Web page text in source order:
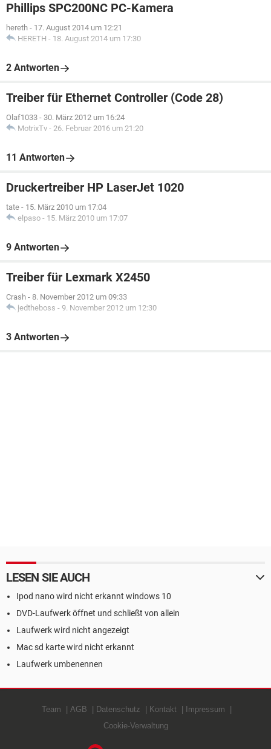
Phillips SPC200NC PC-Kamera
hereth - 17. August 2014 um 12:21
HERETH - 18. August 2014 um 17:30
2 Antworten
Treiber für Ethernet Controller (Code 28)
Olaf1033 - 30. März 2012 um 16:24
MotrixTv - 26. Februar 2016 um 21:20
11 Antworten
Druckertreiber HP LaserJet 1020
tate - 15. März 2010 um 17:04
elpaso - 15. März 2010 um 17:07
9 Antworten
Treiber für Lexmark X2450
Crash - 8. November 2012 um 09:33
jedtheboss - 9. November 2012 um 12:30
3 Antworten
LESEN SIE AUCH
Ipod nano wird nicht erkannt windows 10
DVD-Laufwerk öffnet und schließt von allein
Laufwerk wird nicht angezeigt
Mac sd karte wird nicht erkannt
Laufwerk umbenennen
Team AGB Datenschutz Kontakt
Impressum
Cookie-Verwaltung